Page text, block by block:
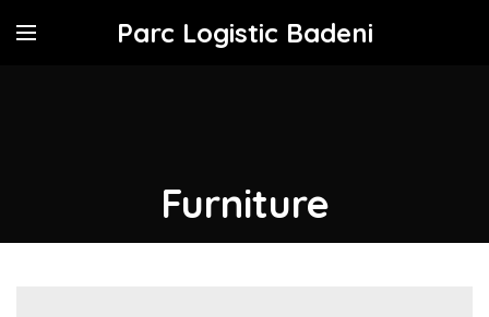
Parc Logistic Badeni
Furniture